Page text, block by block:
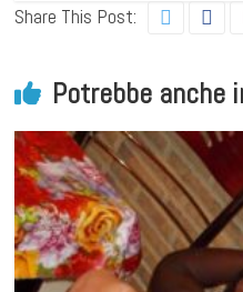
Share This Post:
Potrebbe anche